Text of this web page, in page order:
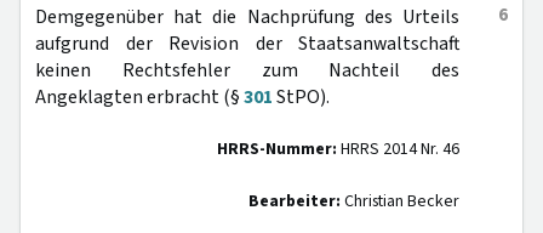
6
Demgegenüber hat die Nachprüfung des Urteils
aufgrund der Revision der Staatsanwaltschaft
keinen Rechtsfehler zum Nachteil des
Angeklagten erbracht (§301StPO).
HRRS-Nummer: HRRS 2014 Nr. 46
Bearbeiter: Christian Becker